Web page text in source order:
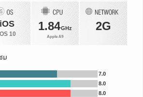
iOS
10
1.84GHz
Apple A9
2G
7.0
8.0
8.0